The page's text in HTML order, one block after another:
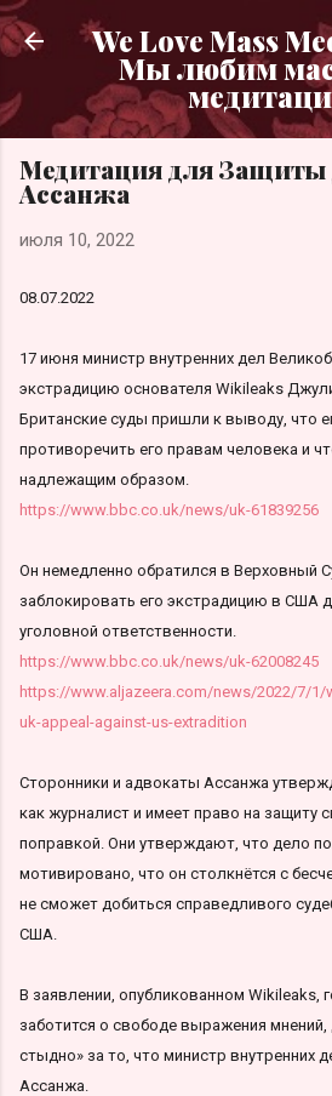
К основному
We Love Mass
Мы любим
Медитация для Защиты
Ассанжа
июля 10, 2022
08.07.2022
17 июня министр внутренних дел
экстрадицию основателя Wikileaks
Британские суды пришли к выводу, что
противоречить его правам человека и
надлежащим образом.
https://www.bbc.co.uk/news/uk-61839256
Он немедленно обратился в Верховный
заблокировать его экстрадицию в США
уголовной ответственности.
https://www.bbc.co.uk/news/uk-62008245
https://www.aljazeera.com/news/2022/7/
uk-appeal-against-us-extradition
Сторонники и адвокаты Ассанжа
как журналист и имеет право на защиту
поправкой. Они утверждают, что дело
мотивировано, что он столкнётся с
не сможет добиться справедливого
США.
В заявлении, опубликованном Wikileaks,
заботится о свободе выражения
стыдно» за то, что министр внутренних
Ассанжа.